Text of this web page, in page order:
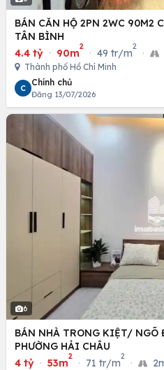
BÁN CĂN HỘ 2PN 2WC 90M2
TÂN BÌNH
4.4 tỷ · 90m
2
· 49 tr/m
2
·
Thành phố Hồ Chí Minh
C
Chính chủ
Đăng 13/07/2026
6
BÁN NHÀ TRONG KIỆT/ NGÕ
PHƯỜNG HẢI CHÂU
4 tỷ · 53m
2
· 71 tr/m
2
·